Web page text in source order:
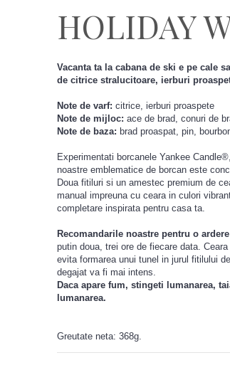
HOLIDAY
Vacanta ta la cabana de ski e pe cale
de citrice stralucitoare, ierburi
Note de varf: citrice, ierburi proaspete
Note de mijloc: ace de brad, conuri de
Note de baza: brad proaspat, pin,
Experimentati borcanele Yankee
noastre emblematice de borcan este
Doua fitiluri si un amestec premium de
manual impreuna cu ceara in culori
completare inspirata pentru casa ta.
Recomandarile noastre pentru o
putin doua, trei ore de fiecare data.
evita formarea unui tunel in jurul fitilului
degajat va fi mai intens.
Daca apare fum, stingeti lumanarea,
lumanarea.
Greutate neta: 368g.